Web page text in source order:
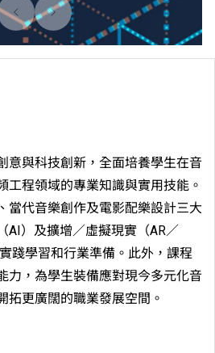
意與科技創新，全面培養學生在音
工程領域的專業知識與實用技能。
當代音樂創作及電影配樂設計三大
AI）及擴增／虛擬現實（AR／
踐學習和行業準備。此外，課程
力，為學生裝備應對現今多元化音
拓更廣闊的職業發展空間。